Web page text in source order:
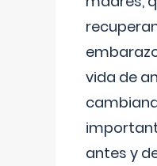
vida de
antes y